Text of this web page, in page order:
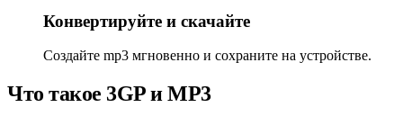
Конвертируйте и скачайте
Создайте mp3 мгновенно и сохраните на устройстве.
Что такое 3GP и MP3